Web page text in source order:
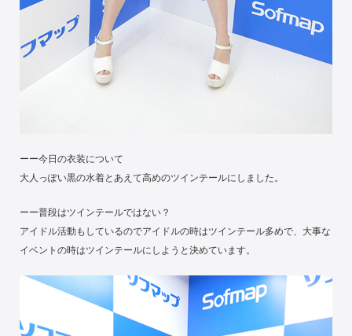
ーー今日の衣装について
大人っぽい黒の水着とあえて高めのツインテールにしました。
ーー普段はツインテールではない？
アイドル活動もしているのでアイドルの時はツインテール多めで、大事な
イベントの時はツインテールにしようと決めています。